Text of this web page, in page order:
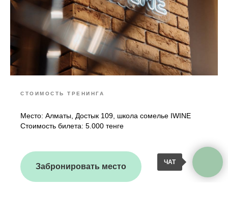
СТОИМОСТЬ ТРЕНИНГА
Место: Алматы, Достык 109, школа сомелье IWINE
Стоимость билета: 5.000 тенге
Забронировать место
ЧАТ